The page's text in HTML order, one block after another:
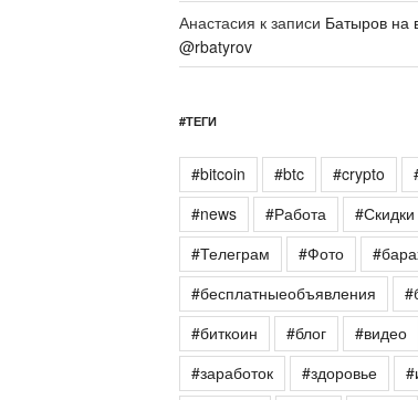
Анастасия к записи Батыров на
@rbatyrov
#ТЕГИ
#bitcoin #btc #crypto
#news
#Работа #Скидки
#Телеграм
#Фото
#бесплатныеобъявления
#биткоин
#блог #видео
#заработок
#здоровье